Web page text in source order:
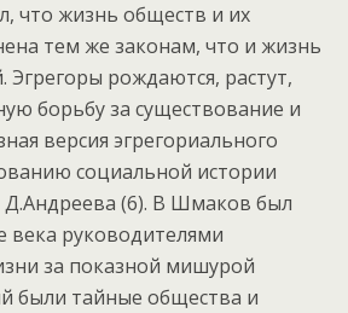
что жизнь обществ и их
тем же законам, что и жизнь
рождаются, растут,
борьбу за существование и
версия эгрегориального
социальной истории
Д.Андреева (6). В Шмаков был
века руководителями
за показной мишурой
были тайные общества и